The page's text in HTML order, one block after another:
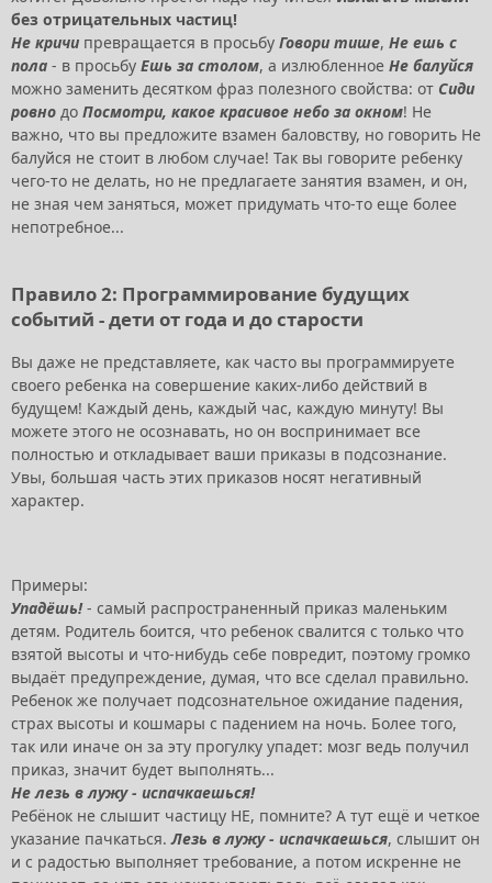
без отрицательных частиц!
Не кричи превращается в просьбу Говори тише, Не ешь с
пола - в просьбу Ешь за столом, а излюбленное Не балуйся
можно заменить десятком фраз полезного свойства: от Сиди
ровно до Посмотри, какое красивое небо за окном! Не
важно, что вы предложите взамен баловству, но говорить Не
балуйся не стоит в любом случае! Так вы говорите ребенку
чего-то не делать, но не предлагаете занятия взамен, и он,
не зная чем заняться, может придумать что-то еще более
непотребное...
Правило 2: Программирование будущих
событий - дети от года и до старости
Вы даже не представляете, как часто вы программируете
своего ребенка на совершение каких-либо действий в
будущем! Каждый день, каждый час, каждую минуту! Вы
можете этого не осознавать, но он воспринимает все
полностью и откладывает ваши приказы в подсознание.
Увы, большая часть этих приказов носят негативный
характер.
Примеры:
Упадёшь!- самый распространенный приказ маленьким
детям. Родитель боится, что ребенок свалится с только что
взятой высоты и что-нибудь себе повредит, поэтому громко
выдаёт предупреждение, думая, что все сделал правильно.
Ребенок же получает подсознательное ожидание падения,
страх высоты и кошмары с падением на ночь. Более того,
так или иначе он за эту прогулку упадет: мозг ведь получил
приказ, значит будет выполнять...
Не лезь в лужу - испачкаешься!
Ребёнок не слышит частицу НЕ, помните? А тут ещё и четкое
указание пачкаться.Лезь в лужу - испачкаешься, слышит он
и с радостью выполняет требование, а потом искренне не